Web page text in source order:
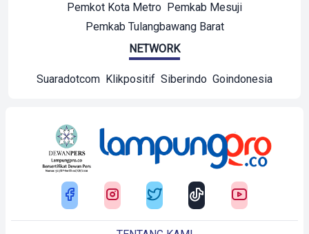
Pemkot Kota Metro Pemkab Mesuji
Pemkab Tulangbawang Barat
NETWORK
Suaradotcom Klikpositif Siberindo Goindonesia